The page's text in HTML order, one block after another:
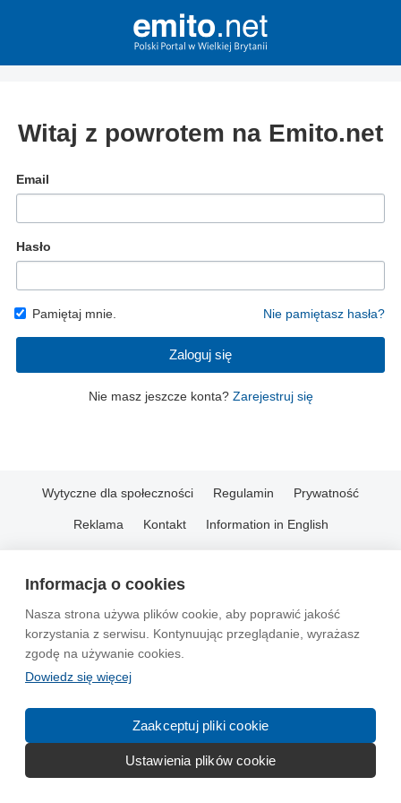
Informacja o cookies
Nasza strona używa plików cookie, aby poprawić jakość
korzystania z serwisu. Kontynuując przeglądanie, wyrażasz
zgodę na używanie cookies.
Dowiedz się więcej
Zaakceptuj pliki cookie
Ustawienia plików cookie
Witaj z powrotem na Emito.net
Email
Hasło
Pamiętaj mnie. Nie pamiętasz hasła?
Zaloguj się
Nie masz jeszcze konta? Zarejestruj się
Wytyczne dla społeczności Regulamin Prywatność
Reklama Kontakt Information in English